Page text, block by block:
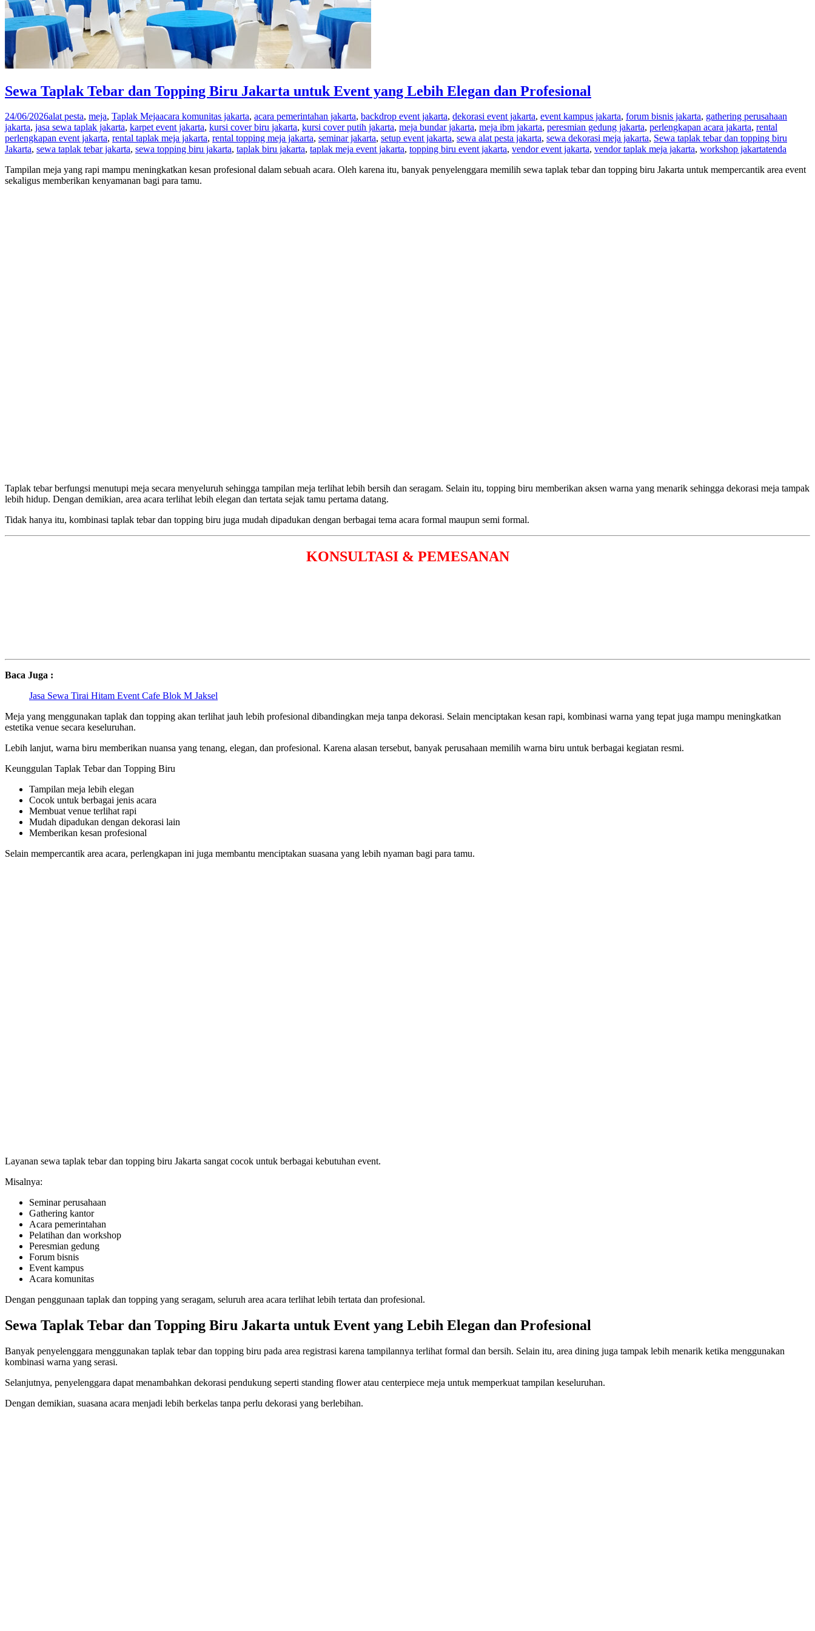
Sewa Taplak Tebar dan Topping Biru Jakarta untuk Event yang Lebih Elegan dan Profesional
24/06/2026alat pesta, meja, Taplak Mejaacara komunitas jakarta, acara pemerintahan jakarta, backdrop event jakarta, dekorasi event jakarta, event kampus jakarta, forum bisnis jakarta, gathering perusahaan
jakarta, jasa sewa taplak jakarta, karpet event jakarta, kursi cover biru jakarta, kursi cover putih jakarta, meja bundar jakarta, meja ibm jakarta, peresmian gedung jakarta, perlengkapan acara jakarta, rental
perlengkapan event jakarta, rental taplak meja jakarta, rental topping meja jakarta, seminar jakarta, setup event jakarta, sewa alat pesta jakarta, sewa dekorasi meja jakarta, Sewa taplak tebar dan topping biru
Jakarta, sewa taplak tebar jakarta, sewa topping biru jakarta, taplak biru jakarta, taplak meja event jakarta, topping biru event jakarta, vendor event jakarta, vendor taplak meja jakarta, workshop jakartatenda
Tampilan meja yang rapi mampu meningkatkan kesan profesional dalam sebuah acara. Oleh karena itu, banyak penyelenggara memilih sewa taplak tebar dan topping biru Jakarta untuk mempercantik area event
sekaligus memberikan kenyamanan bagi para tamu.
Taplak tebar berfungsi menutupi meja secara menyeluruh sehingga tampilan meja terlihat lebih bersih dan seragam. Selain itu, topping biru memberikan aksen warna yang menarik sehingga dekorasi meja tampak
lebih hidup. Dengan demikian, area acara terlihat lebih elegan dan tertata sejak tamu pertama datang.
Tidak hanya itu, kombinasi taplak tebar dan topping biru juga mudah dipadukan dengan berbagai tema acara formal maupun semi formal.
KONSULTASI & PEMESANAN
Baca Juga :
Jasa Sewa Tirai Hitam Event Cafe Blok M Jaksel
Meja yang menggunakan taplak dan topping akan terlihat jauh lebih profesional dibandingkan meja tanpa dekorasi. Selain menciptakan kesan rapi, kombinasi warna yang tepat juga mampu meningkatkan
estetika venue secara keseluruhan.
Lebih lanjut, warna biru memberikan nuansa yang tenang, elegan, dan profesional. Karena alasan tersebut, banyak perusahaan memilih warna biru untuk berbagai kegiatan resmi.
Keunggulan Taplak Tebar dan Topping Biru
Tampilan meja lebih elegan
Cocok untuk berbagai jenis acara
Membuat venue terlihat rapi
Mudah dipadukan dengan dekorasi lain
Memberikan kesan profesional
Selain mempercantik area acara, perlengkapan ini juga membantu menciptakan suasana yang lebih nyaman bagi para tamu.
Layanan sewa taplak tebar dan topping biru Jakarta sangat cocok untuk berbagai kebutuhan event.
Misalnya:
Seminar perusahaan
Gathering kantor
Acara pemerintahan
Pelatihan dan workshop
Peresmian gedung
Forum bisnis
Event kampus
Acara komunitas
Dengan penggunaan taplak dan topping yang seragam, seluruh area acara terlihat lebih tertata dan profesional.
Sewa Taplak Tebar dan Topping Biru Jakarta untuk Event yang Lebih Elegan dan Profesional
Banyak penyelenggara menggunakan taplak tebar dan topping biru pada area registrasi karena tampilannya terlihat formal dan bersih. Selain itu, area dining juga tampak lebih menarik ketika menggunakan
kombinasi warna yang serasi.
Selanjutnya, penyelenggara dapat menambahkan dekorasi pendukung seperti standing flower atau centerpiece meja untuk memperkuat tampilan keseluruhan.
Dengan demikian, suasana acara menjadi lebih berkelas tanpa perlu dekorasi yang berlebihan.